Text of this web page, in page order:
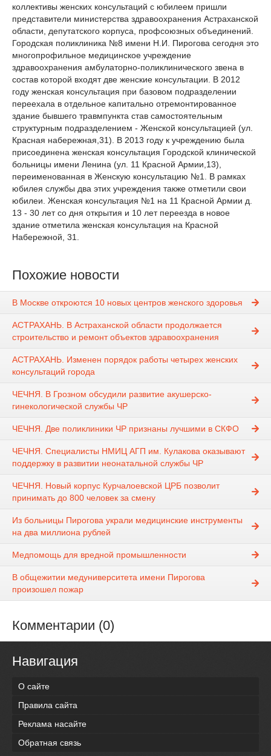
коллективы женских консультаций с юбилеем пришли
представители министерства здравоохранения Астраханской
области, депутатского корпуса, профсоюзных объединений.
Городская поликлиника №8 имени Н.И. Пирогова сегодня это
многопрофильное медицинское учреждение
здравоохранения амбулаторно-поликлинического звена в
состав которой входят две женские консультации. В 2012
году женская консультация при базовом подразделении
переехала в отдельное капитально отремонтированное
здание бывшего травмпункта став самостоятельным
структурным подразделением - Женской консультацией (ул.
Красная набережная,31). В 2013 году к учреждению была
присоединена женская консультация Городской клинической
больницы имени Ленина (ул. 11 Красной Армии,13),
переименованная в Женскую консультацию №1. В рамках
юбилея службы два этих учреждения также отметили свои
юбилеи. Женская консультация №1 на 11 Красной Армии д.
13 - 30 лет со дня открытия и 10 лет переезда в новое
здание отметила женская консультация на Красной
Набережной, 31.
Похожие новости
В Москве откроются 10 новых центров женского здоровья
АСТРАХАНЬ. В Астраханской области продолжается
строительство и ремонт объектов здравоохранения
АСТРАХАНЬ. Изменен порядок работы четырех женских
консультаций города
ЧЕЧНЯ. В Грозном обсудили развитие акушерско-
гинекологической службы ЧР
ЧЕЧНЯ. Две поликлиники ЧР признаны лучшими в СКФО
ЧЕЧНЯ. Специалисты НМИЦ АГП им. Кулакова оказывают
поддержку в развитии неонатальной службы ЧР
ЧЕЧНЯ. Новый корпус Курчалоевской ЦРБ позволит
принимать до 800 человек за смену
Из больницы Пирогова украли медицинские инструменты
на два миллиона рублей
Медпомощь для вредной промышленности
В общежитии медуниверситета имени Пирогова
произошел пожар
Комментарии (0)
Навигация
О сайте
Правила сайта
Реклама насайте
Обратная связь